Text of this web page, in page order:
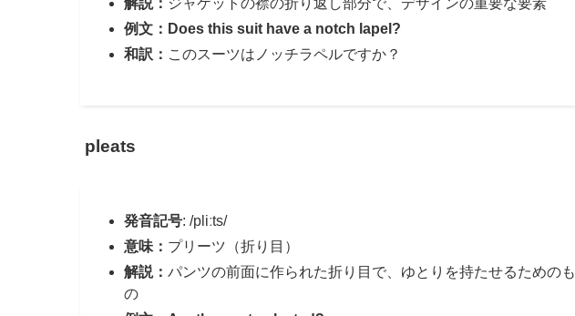
解説： ジャケットの襟の折り返し部分で、デザインの重要な要素
例文：Does this suit have a notch lapel?
和訳： このスーツはノッチラペルですか？
pleats
発音記号: /pliːts/
意味： プリーツ（折り目）
解説： パンツの前面に作られた折り目で、ゆとりを持たせるためのも
の